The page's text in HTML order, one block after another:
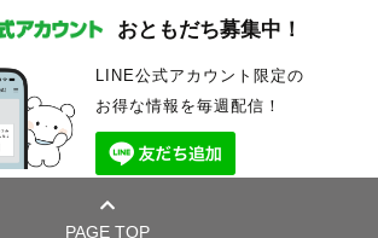
おともだち募集中！
LINE公式アカウント限定の
お得な情報を毎週配信！
PAGE TOP